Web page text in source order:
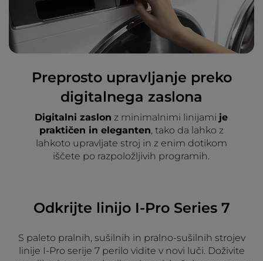
Preprosto upravljanje preko
digitalnega zaslona
Digitalni zaslon z minimalnimi linijami je
praktičen in eleganten, tako da lahko z
lahkoto upravljate stroj in z enim dotikom
iščete po razpoložljivih programih.
Odkrijte linijo I-Pro Series 7
S paleto pralnih, sušilnih in pralno-sušilnih strojev
linije I-Pro serije 7 perilo vidite v novi luči. Doživite